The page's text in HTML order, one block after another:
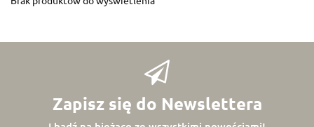
Zapisz się do Newslettera